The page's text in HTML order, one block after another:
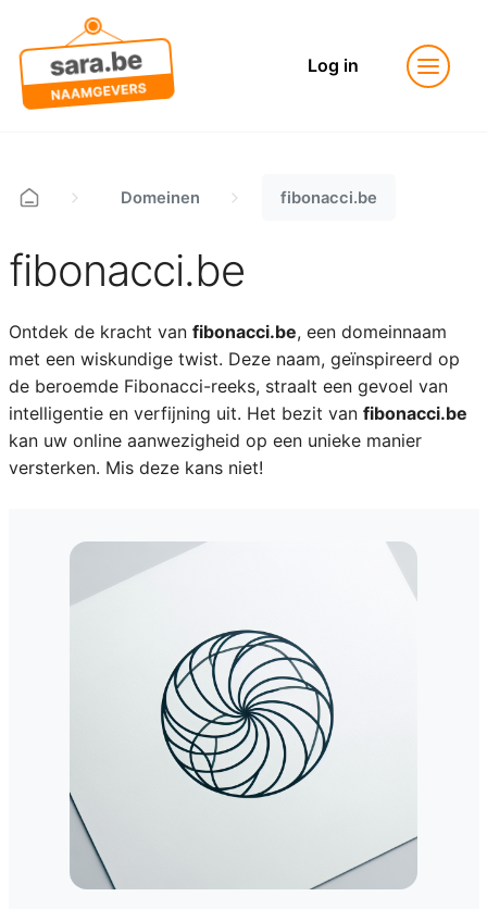
Log in
Domeinen fibonacci.be
fibonacci.be
Ontdek de kracht van fibonacci.be, een domeinnaam
met een wiskundige twist. Deze naam, geïnspireerd op
de beroemde Fibonacci-reeks, straalt een gevoel van
intelligentie en verfijning uit. Het bezit van fibonacci.be
kan uw online aanwezigheid op een unieke manier
versterken. Mis deze kans niet!